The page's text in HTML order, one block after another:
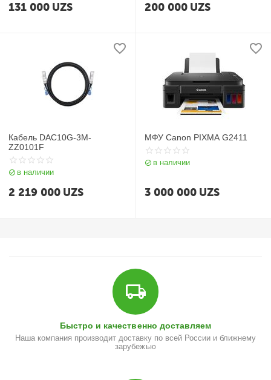
131 000 UZS 200 000 UZS
Кабель DAC10G-3M-
ZZ0101F
в наличии
2 219 000 UZS
МФУ Canon PIXMA G2411
в наличии
3 000 000 UZS
Быстро и качественно доставляем
Наша компания производит доставку по всей России и ближнему
зарубежью